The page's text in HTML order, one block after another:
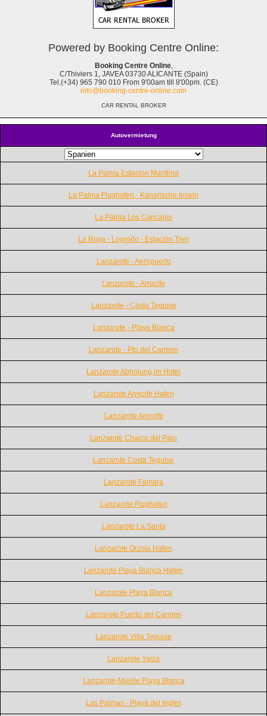
Autovermietung
La Palma Estacion Maritima
La Palma Flughafen - Kanarische Inseln
La Palma Los Cancajos
La Rioja - Logroño - Estación Tren
Lanzarote - Aeropuerto
Lanzarote - Arrecife
Lanzarote - Costa Teguise
Lanzarote - Playa Blanca
Lanzarote - Pto.del Carmen
Lanzarote Abholung im Hotel
Lanzarote Arrecife Hafen
Lanzarote Arrecife
Lanzarote Charco del Palo
Lanzarote Costa Teguise
Lanzarote Famara
Lanzarote Flughafen
Lanzarote La Santa
Lanzarote Orzola Hafen
Lanzarote Playa Blanca Hafen
Lanzarote Playa Blanca
Lanzarote Puerto del Carmen
Lanzarote Villa Teguise
Lanzarote Yaiza
Lanzarote-Muelle Playa Blanca
Las Palmas - Playa del Ingles
Powered by Booking Centre Online:
Booking Centre Online,
C/Thiviers 1, JAVEA 03730 ALICANTE (Spain)
Tel.(+34) 965 790 010 From 9'00am till 8'00pm. (CE)
info@booking-centre-online.com
CAR RENTAL BROKER